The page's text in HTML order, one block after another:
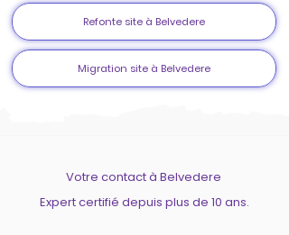
Refonte site à Belvedere
Migration site à Belvedere
Votre contact à Belvedere
Expert certifié depuis plus de 10 ans.